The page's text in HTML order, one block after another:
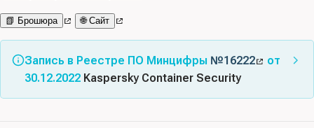
📗 Брошюра 🌐 Сайт
Запись в Реестре ПО Минцифры №16222
от
30.12.2022 Kaspersky Container Security